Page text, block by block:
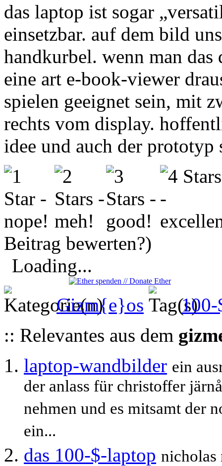
das laptop ist sogar
einsetzbar. auf dem bild
handkurbel. wenn man
eine art e-book-viewer
spielen geeignet sein, mit
rechts vom display.
idee und auch der prototyp
Beitrag bewerten?)
Loading...
Gizm{e}os
:: Relevantes aus dem
laptop-wandbilder ein
der anlass für christoffer
nehmen und es mitsamt der
ein...
das 100-$-laptop nicholas